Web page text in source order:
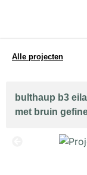
Alle projecten
bulthaup b3
met bruin